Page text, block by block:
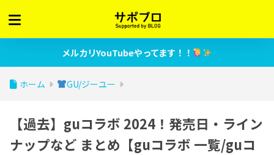
メルカリYouTubeやってます！！
ホーム GU/ジーユー
【過去】guコラボ 2024！発売日・ライン
ナップなど まとめ【guコラボ 一覧/guコ